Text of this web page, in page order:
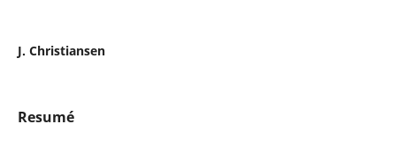
J. Christiansen
Resumé